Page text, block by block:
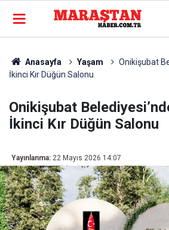
Anasayfa Yaşam
Onikişubat
İkinci Kır Düğün Salonu
Onikişubat
İkinci Kır Düğün Salonu
Yayınlanma: 22 Mayıs 2026 14:07